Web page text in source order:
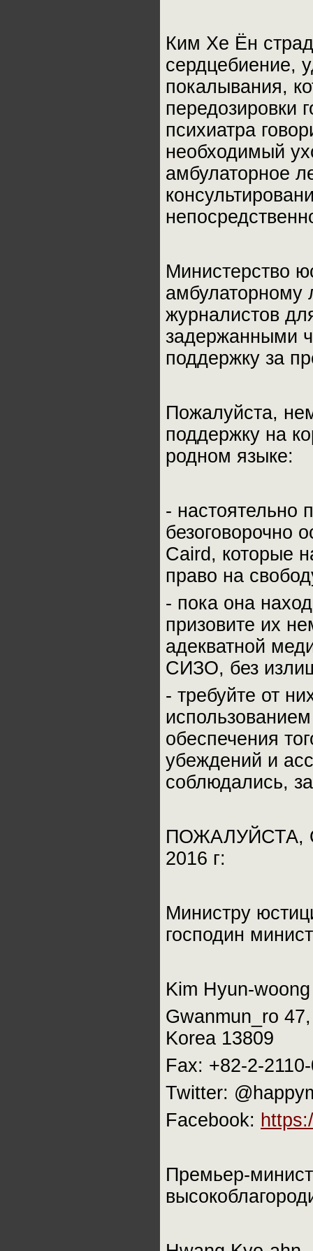
Ким Хе Ён
сердцебиение,
покалывания,
передозировки
психиатра
необходимый
амбулаторное
Министерство
амбулаторному
журналистов
задержанными
поддержку за
Пожалуйста,
поддержку на
родном языке:
- настоятельно
безоговорочно
Caird, которые
право на
- пока она
призовите их
адекватной
СИЗО, без
- требуйте от
обеспечения
убеждений и
соблюдались,
ПОЖАЛУЙСТА,
2016 г:
Министру
господин
Kim Hyun-woong
Gwanmun_ro
Korea 13809
Fax: +82-2-
Twitter:
Facebook:
Премьер-